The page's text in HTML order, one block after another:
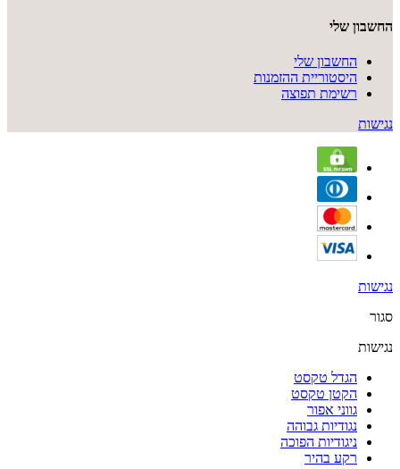
החשבון שלי
החשבון שלי
היסטוריית ההזמנות
רשימת תפוצה
נגישות
נגישות
סגור
נגישות
הגדל טקסט
הקטן טקסט
גווני אפור
נגודיות גבוהה
ניגודיות הפוכה
רקע בהיר